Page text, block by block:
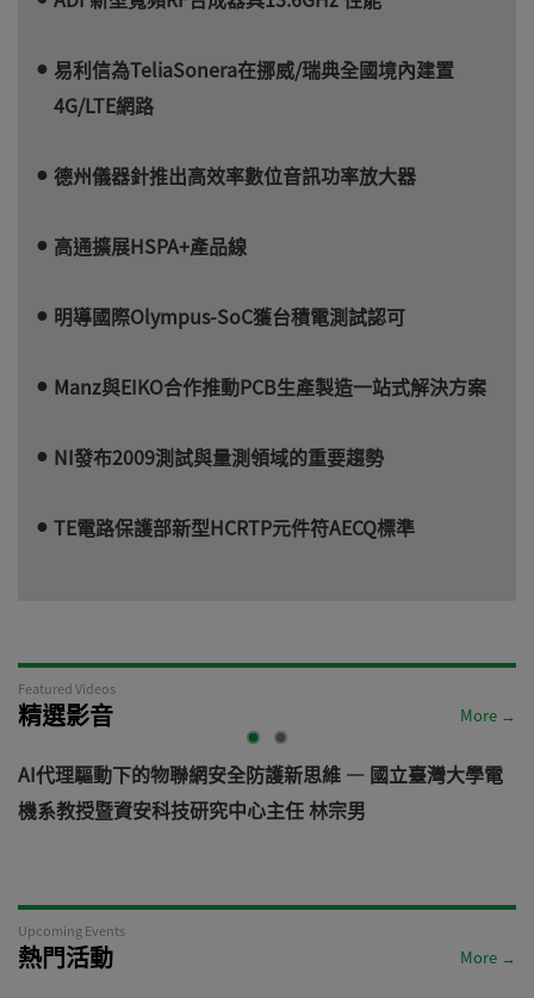
易利信為TeliaSonera在挪威/瑞典全國境內建置
4G/LTE網路
德州儀器針推出高效率數位音訊功率放大器
高通擴展HSPA+產品線
明導國際Olympus-SoC獲台積電測試認可
Manz與EIKO合作推動PCB生產製造一站式解決方案
NI發布2009測試與量測領域的重要趨勢
TE電路保護部新型HCRTP元件符AECQ標準
Featured Videos
精選影音 More →
AI代理驅動下的物聯網安全防護新思維 — 國立臺灣大學電
機系教授暨資安科技研究中心主任 林宗男
Upcoming Events
熱門活動 More →